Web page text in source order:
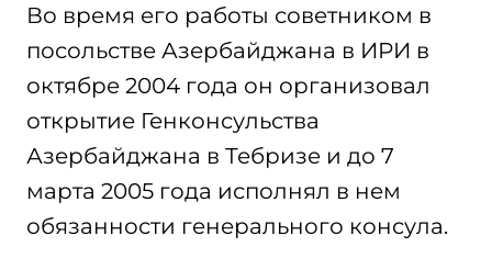
Во время его работы советником в
посольстве Азербайджана в ИРИ в
октябре 2004 года он организовал
открытие Генконсульства
Азербайджана в Тебризе и до 7
марта 2005 года исполнял в нем
обязанности генерального консула.